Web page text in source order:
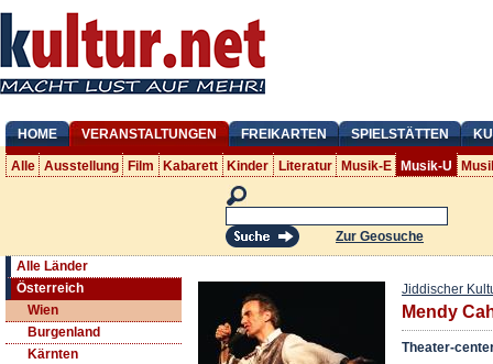
HOME VERANSTALTUNGEN FREIKARTEN SPIELSTÄTTEN
Alle Ausstellung Film Kabarett Kinder Literatur Musik-E Musik-U
Zur Geosuche
Alle Länder
Österreich
Wien
Burgenland
Kärnten
Jiddischer
Mendy
Theater-